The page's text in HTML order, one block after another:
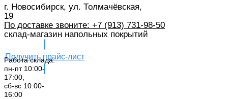
г. Новосибирск, ул. Толмачёвская,
19
По доставке звоните: +7 (913) 731-98-50‬
склад-магазин напольных покрытий
Получить прайс-лист
Работа склада:
пн-пт 10:00-
17:00,
сб-вс 10:00-
16:00